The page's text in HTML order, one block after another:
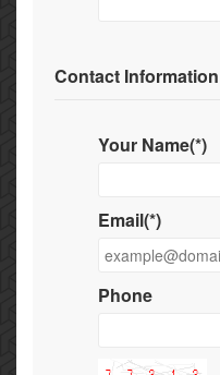
Contact Information
Your Name(*)
Email(*)
Phone